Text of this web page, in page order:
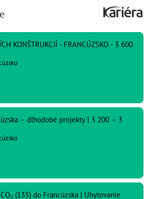
KONŠTRUKCIÍ - FRANCÚZSKO - 3 600
– dlhodobé projekty | 3 200 – 3
(135) do Francúzska | Ubytovanie